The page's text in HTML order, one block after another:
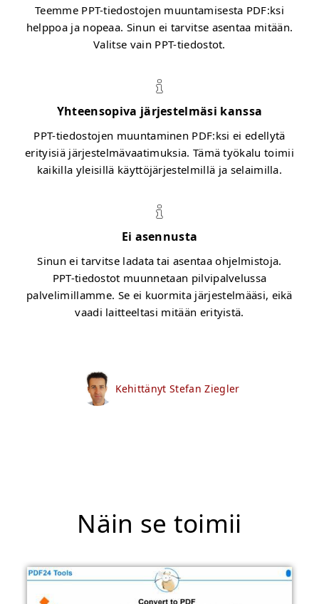
Teemme PPT-tiedostojen muuntamisesta PDF:ksi
helppoa ja nopeaa. Sinun ei tarvitse asentaa mitään.
Valitse vain PPT-tiedostot.
Yhteensopiva järjestelmäsi kanssa
PPT-tiedostojen muuntaminen PDF:ksi ei edellytä
erityisiä järjestelmävaatimuksia. Tämä työkalu toimii
kaikilla yleisillä käyttöjärjestelmillä ja selaimilla.
Ei asennusta
Sinun ei tarvitse ladata tai asentaa ohjelmistoja.
PPT-tiedostot muunnetaan pilvipalvelussa
palvelimillamme. Se ei kuormita järjestelmääsi, eikä
vaadi laitteeltasi mitään erityistä.
Kehittänyt Stefan Ziegler
Näin se toimii